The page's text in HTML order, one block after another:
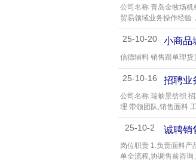
公司名称 青岛金牧场
贸易领域业务操作经验
25-10-20 小商品
信德辅料 销售跟单理
25-10-16 招聘业
公司名称 瑞蚨景纺织
理 带领团队,销售面料
25-10-2 诚聘销
岗位职责 1.负责面料产
单全流程,协调售前咨